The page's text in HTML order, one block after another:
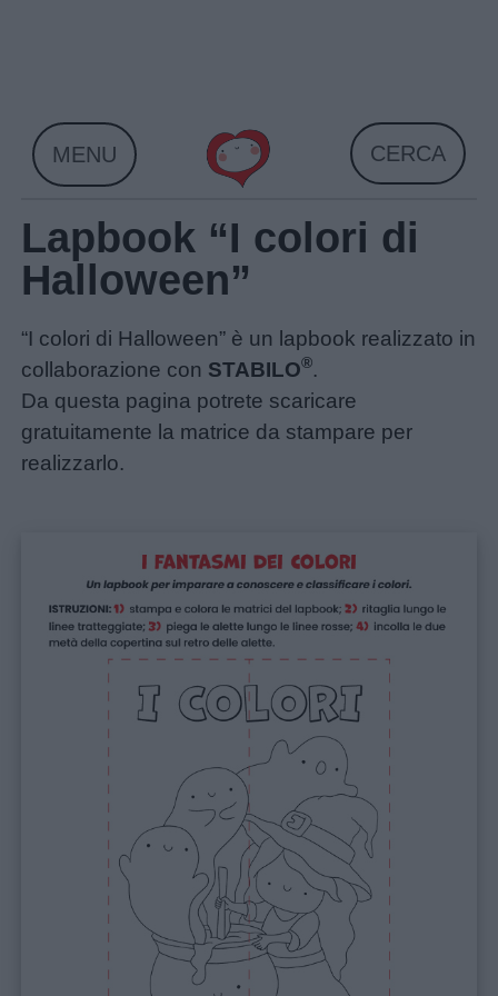
Home
Schede
didattiche
Disegni
MENU CERCA
Lapbook “I colori di
Halloween”
“I colori di Halloween” è un lapbook realizzato in
collaborazione con STABILO®.
Da questa pagina potrete scaricare
gratuitamente la matrice da stampare per
realizzarlo.